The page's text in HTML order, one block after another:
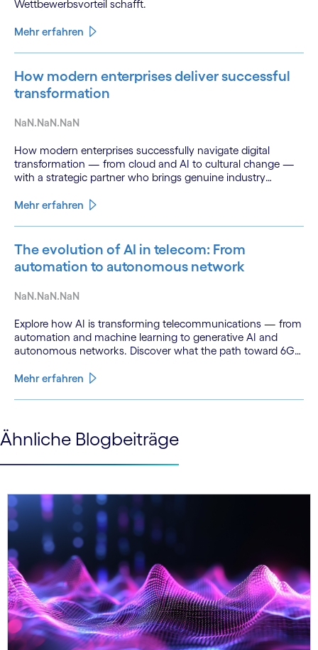
Wettbewerbsvorteil schafft.
Mehr erfahren
How modern enterprises deliver successful
transformation
NaN.NaN.NaN
How modern enterprises successfully navigate digital
transformation — from cloud and AI to cultural change —
with a strategic partner who brings genuine industry
Mehr erfahren
The evolution of AI in telecom: From
automation to autonomous network
NaN.NaN.NaN
Explore how AI is transforming telecommunications — from
automation and machine learning to generative AI and
autonomous networks. Discover what the path toward 6G
Mehr erfahren
See more See less
Ähnliche Blogbeiträge